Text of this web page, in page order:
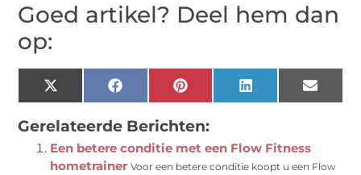
Goed artikel? Deel hem dan
op:
X
(Twitter)
Facebook Pinterest LinkedIn Email
Gerelateerde Berichten:
Een betere conditie met een Flow Fitness
hometrainer Voor een betere conditie koopt u een Flow